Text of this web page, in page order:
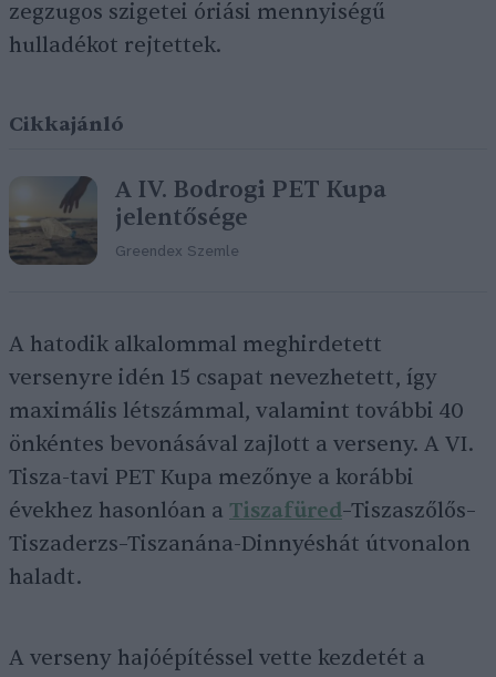
zegzugos szigetei óriási mennyiségű
hulladékot rejtettek.
Cikkajánló
A IV. Bodrogi PET Kupa
jelentősége
Greendex Szemle
A hatodik alkalommal meghirdetett
versenyre idén 15 csapat nevezhetett, így
maximális létszámmal, valamint további 40
önkéntes bevonásával zajlott a verseny. A VI.
Tisza-tavi PET Kupa mezőnye a korábbi
évekhez hasonlóan a Tiszafüred–Tiszaszőlős–
Tiszaderzs–Tiszanána-Dinnyéshát útvonalon
haladt.
A verseny hajóépítéssel vette kezdetét a